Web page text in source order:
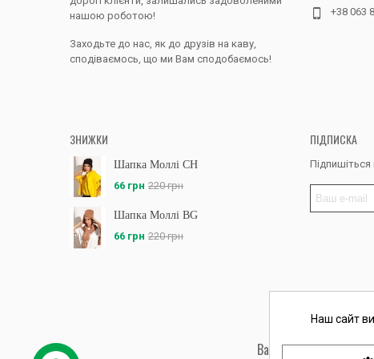
нашою роботою!
Заходьте до нас, як до друзів на каву,
сподіваємось, що ми Вам сподобаємось!
+38 063
ЗНИЖКИ
Шапка Моллі CH
66 грн 220 грн
Шапка Моллі BG
66 грн 220 грн
ПІДПИСКА
Вас обслуговує: ФОП
Наш сайт